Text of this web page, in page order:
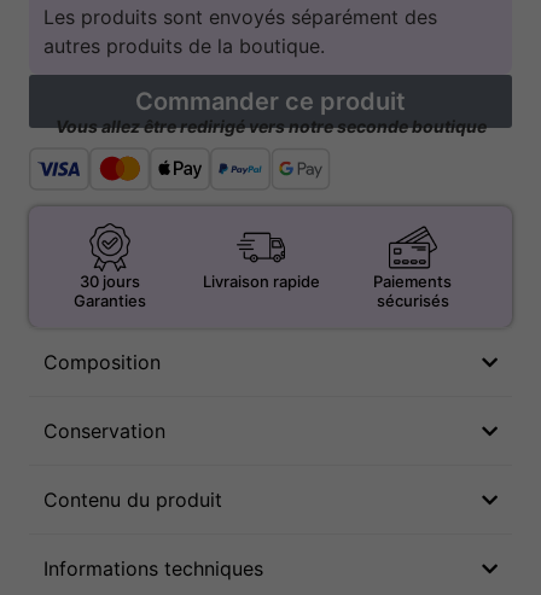
Les produits sont envoyés séparément des
autres produits de la boutique.
Commander ce produit
Vous allez être redirigé vers notre seconde boutique
30 jours
Garanties
Livraison rapide
Paiements
sécurisés
Composition
Conservation
Contenu du produit
Informations techniques